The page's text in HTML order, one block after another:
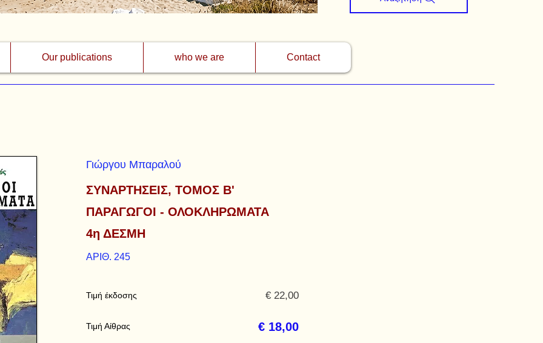
Our publications who we are Contact
Γιώργου Μπαραλού
ΣΥΝΑΡΤΗΣΕΙΣ, ΤΟΜΟΣ Β'
ΠΑΡΑΓΩΓΟΙ - ΟΛΟΚΛΗΡΩΜΑΤΑ
4η ΔΕΣΜΗ
ΑΡΙΘ. 245
Τιμή έκδοσης
Τιμή Αίθρας
€ 22,00
€ 18,00